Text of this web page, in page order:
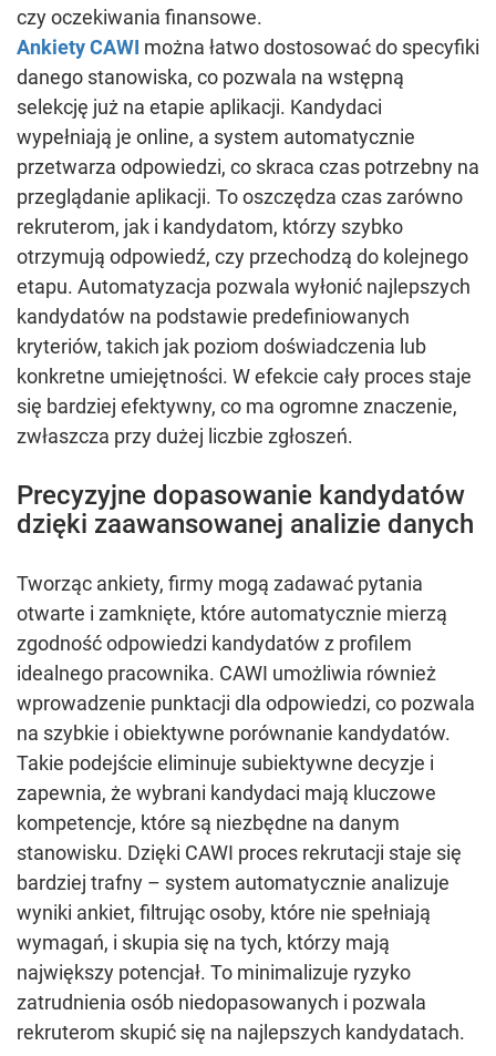
czy oczekiwania finansowe.
Ankiety CAWI można łatwo dostosować do specyfiki
danego stanowiska, co pozwala na wstępną
selekcję już na etapie aplikacji. Kandydaci
wypełniają je online, a system automatycznie
przetwarza odpowiedzi, co skraca czas potrzebny na
przeglądanie aplikacji. To oszczędza czas zarówno
rekruterom, jak i kandydatom, którzy szybko
otrzymują odpowiedź, czy przechodzą do kolejnego
etapu. Automatyzacja pozwala wyłonić najlepszych
kandydatów na podstawie predefiniowanych
kryteriów, takich jak poziom doświadczenia lub
konkretne umiejętności. W efekcie cały proces staje
się bardziej efektywny, co ma ogromne znaczenie,
zwłaszcza przy dużej liczbie zgłoszeń.
Precyzyjne dopasowanie kandydatów
dzięki zaawansowanej analizie danych
Tworząc ankiety, firmy mogą zadawać pytania
otwarte i zamknięte, które automatycznie mierzą
zgodność odpowiedzi kandydatów z profilem
idealnego pracownika. CAWI umożliwia również
wprowadzenie punktacji dla odpowiedzi, co pozwala
na szybkie i obiektywne porównanie kandydatów.
Takie podejście eliminuje subiektywne decyzje i
zapewnia, że wybrani kandydaci mają kluczowe
kompetencje, które są niezbędne na danym
stanowisku. Dzięki CAWI proces rekrutacji staje się
bardziej trafny – system automatycznie analizuje
wyniki ankiet, filtrując osoby, które nie spełniają
wymagań, i skupia się na tych, którzy mają
największy potencjał. To minimalizuje ryzyko
zatrudnienia osób niedopasowanych i pozwala
rekruterom skupić się na najlepszych kandydatach.